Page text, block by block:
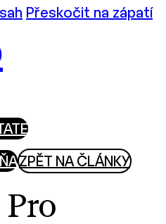
Přeskočit na zápatí
ZPĚT NA ČLÁNKY
Pro